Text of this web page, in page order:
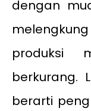
dengan
produksi
berkurang.
berarti